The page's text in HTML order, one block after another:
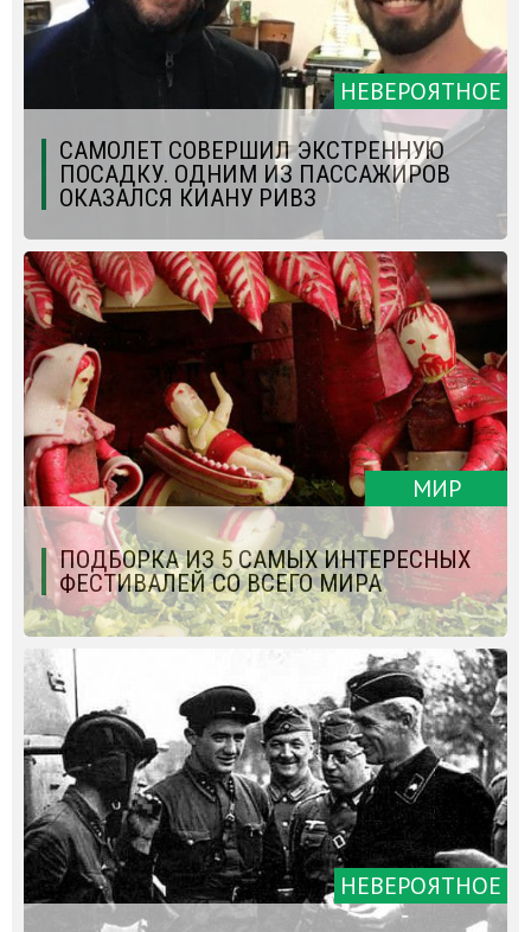
НЕВЕРОЯТНОЕ
САМОЛЕТ СОВЕРШИЛ ЭКСТРЕННУЮ
ПОСАДКУ. ОДНИМ ИЗ ПАССАЖИРОВ
ОКАЗАЛСЯ КИАНУ РИВЗ
МИР
ПОДБОРКА ИЗ 5 САМЫХ ИНТЕРЕСНЫХ
ФЕСТИВАЛЕЙ СО ВСЕГО МИРА
НЕВЕРОЯТНОЕ